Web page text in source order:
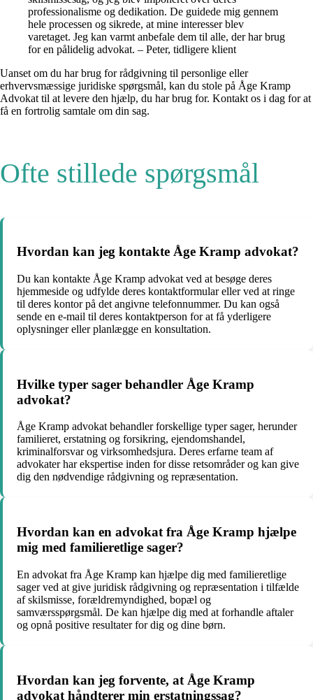
professionalisme og dedikation. De guidede mig gennem
hele processen og sikrede, at mine interesser blev
varetaget. Jeg kan varmt anbefale dem til alle, der har brug
for en pålidelig advokat. – Peter, tidligere klient
Uanset om du har brug for rådgivning til personlige eller
erhvervsmæssige juridiske spørgsmål, kan du stole på Åge Kramp
Advokat til at levere den hjælp, du har brug for. Kontakt os i dag for at
få en fortrolig samtale om din sag.
Ofte stillede spørgsmål
Hvordan kan jeg kontakte Åge Kramp advokat?
Du kan kontakte Åge Kramp advokat ved at besøge deres
hjemmeside og udfylde deres kontaktformular eller ved at ringe
til deres kontor på det angivne telefonnummer. Du kan også
sende en e-mail til deres kontaktperson for at få yderligere
oplysninger eller planlægge en konsultation.
Hvilke typer sager behandler Åge Kramp
advokat?
Åge Kramp advokat behandler forskellige typer sager, herunder
familieret, erstatning og forsikring, ejendomshandel,
kriminalforsvar og virksomhedsjura. Deres erfarne team af
advokater har ekspertise inden for disse retsområder og kan give
dig den nødvendige rådgivning og repræsentation.
Hvordan kan en advokat fra Åge Kramp hjælpe
mig med familieretlige sager?
En advokat fra Åge Kramp kan hjælpe dig med familieretlige
sager ved at give juridisk rådgivning og repræsentation i tilfælde
af skilsmisse, forældremyndighed, bopæl og
samværsspørgsmål. De kan hjælpe dig med at forhandle aftaler
og opnå positive resultater for dig og dine børn.
Hvordan kan jeg forvente, at Åge Kramp
advokat håndterer min erstatningssag?